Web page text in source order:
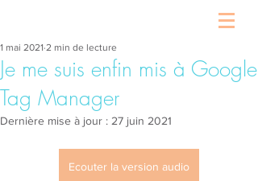
Je me suis enfin mis à Google
Tag Manager
1 mai 2021 2 min de lecture
Dernière mise à jour : 27 juin 2021
Ecouter la version audio